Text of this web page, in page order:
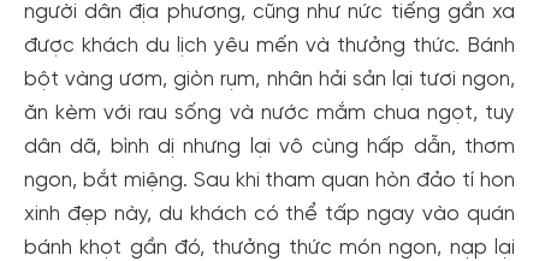
người dân địa phương, cũng như nức tiếng gần xa
được khách du lịch yêu mến và thưởng thức. Bánh
bột vàng ươm, giòn rụm, nhân hải sản lại tươi ngon,
ăn kèm với rau sống và nước mắm chua ngọt, tuy
dân dã, bình dị nhưng lại vô cùng hấp dẫn, thơm
ngon, bắt miệng. Sau khi tham quan hòn đảo tí hon
xinh đẹp này, du khách có thể tấp ngay vào quán
bánh khọt gần đó, thưởng thức món ngon, nạp lại